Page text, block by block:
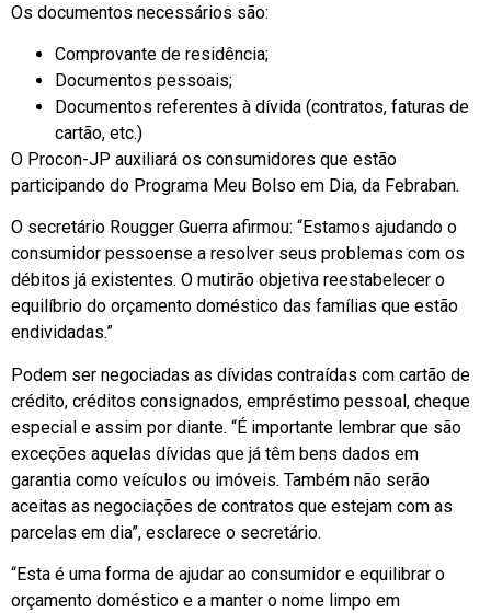
Os documentos necessários são:
Comprovante de residência;
Documentos pessoais;
Documentos referentes à dívida (contratos, faturas de
cartão, etc.)
O Procon-JP auxiliará os consumidores que estão
participando do Programa Meu Bolso em Dia, da Febraban.
O secretário Rougger Guerra afirmou: “Estamos ajudando o
consumidor pessoense a resolver seus problemas com os
débitos já existentes. O mutirão objetiva reestabelecer o
equilíbrio do orçamento doméstico das famílias que estão
endividadas.”
Podem ser negociadas as dívidas contraídas com cartão de
crédito, créditos consignados, empréstimo pessoal, cheque
especial e assim por diante. “É importante lembrar que são
exceções aquelas dívidas que já têm bens dados em
garantia como veículos ou imóveis. Também não serão
aceitas as negociações de contratos que estejam com as
parcelas em dia”, esclarece o secretário.
“Esta é uma forma de ajudar ao consumidor e equilibrar o
orçamento doméstico e a manter o nome limpo em